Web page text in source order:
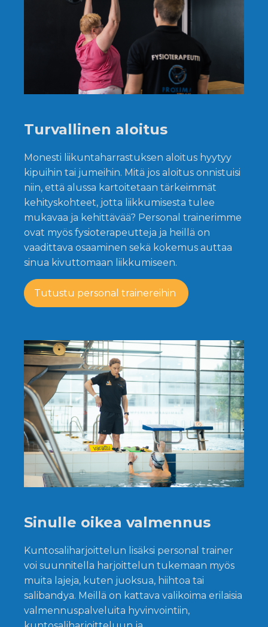
Turvallinen aloitus
Monesti liikuntaharrastuksen aloitus hyytyy
kipuihin tai jumeihin. Mitä jos aloitus onnistuisi
niin, että alussa kartoitetaan tärkeimmät
kehityskohteet, jotta liikkumisesta tulee
mukavaa ja kehittävää? Personal trainerimme
ovat myös fysioterapeutteja ja heillä on
vaadittava osaaminen sekä kokemus auttaa
sinua kivuttomaan liikkumiseen.
Tutustu personal trainereihin
Sinulle oikea valmennus
Kuntosaliharjoittelun lisäksi personal trainer
voi suunnitella harjoittelun tukemaan myös
muita lajeja, kuten juoksua, hiihtoa tai
salibandya. Meillä on kattava valikoima erilaisia
valmennuspalveluita hyvinvointiin,